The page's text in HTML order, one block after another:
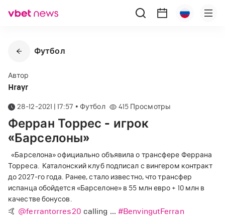
Футбол
Автор
Hrayr
28-12-2021 | 17:57 • Футбол 415 Просмотры
Ферран Торрес - игрок
«Барселоны»
«Барселона» официально объявила о трансфере Феррана
Торреса. Каталонский клуб подписал с вингером контракт
до 2027-го года. Ранее, стало известно, что трансфер
испанца обойдется «Барселоне» в 55 млн евро + 10 млн в
качестве бонусов.
🤙 @ferrantorres20 calling ...#BenvingutFerran